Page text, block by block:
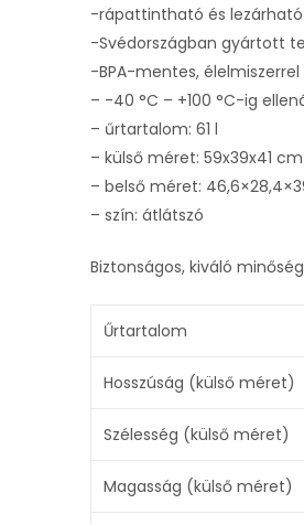
-rápattintható és
-Svédországban gyártott
-BPA-mentes,
– -40 °C – +100 °C-ig
– űrtartalom: 61 l
– külső méret: 59x39x41 cm
– belső méret:
– szín: átlátszó
Biztonságos, kiváló
Űrtartalom
Hosszúság (külső méret)
Szélesség (külső méret)
Magasság (külső méret)